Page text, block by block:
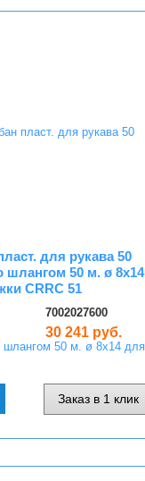
для рукава 50
шлангом 50 м. ø 8x14
CRRC 51
7002027600
30 241 руб.
Заказ в 1 клик